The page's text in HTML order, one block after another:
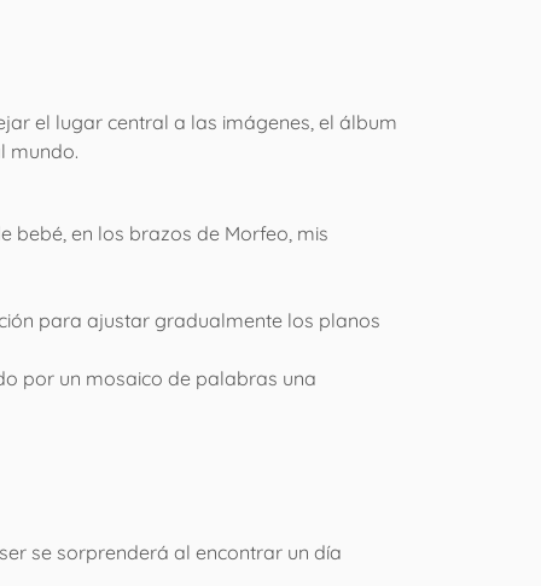
el lugar central a las imágenes, el álbum
mundo.
bebé, en los brazos de Morfeo, mis
para ajustar gradualmente los planos
por un mosaico de palabras una
se sorprenderá al encontrar un día